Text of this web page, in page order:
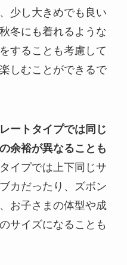
少し大きめでも良い
冬にも着れるような
することも考慮して
しむことができるで
ートタイプでは同じ
余裕が異なることも
イプでは上下同じサ
カだったり、ズボン
お子さまの体型や成
サイズになることも